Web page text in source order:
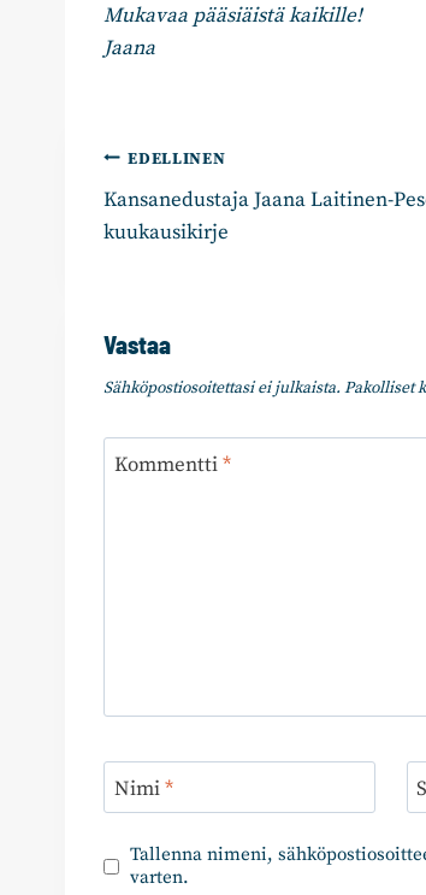
Mukavaa pääsiäistä kaikille!
Jaana
Artikkelien
selaus
EDELLINEN
Kansanedustaja Jaana Laitinen-
kuukausikirje
Vastaa
Sähköpostiosoitettasi ei julkaista. Pakolliset
Kommentti*
Nimi*
Tallenna nimeni,
varten.